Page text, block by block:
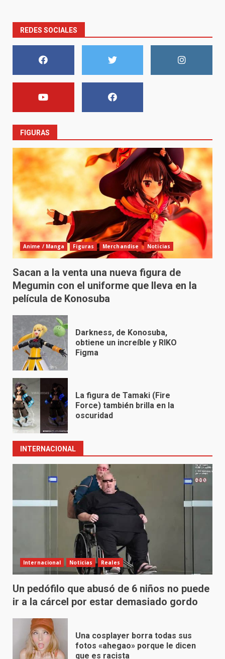
REDES SOCIALES
FIGURAS
Anime / Manga Figuras Merchandise Noticias
Sacan a la venta una nueva figura de
Megumin con el uniforme que lleva en la
película de Konosuba
Darkness, de Konosuba,
obtiene un increíble y RIKO
Figma
La figura de Tamaki (Fire
Force) también brilla en la
oscuridad
INTERNACIONAL
Internacional Noticias Reales
Un pedófilo que abusó de 6 niños no puede
ir a la cárcel por estar demasiado gordo
Una cosplayer borra todas sus
fotos «ahegao» porque le dicen
que es racista